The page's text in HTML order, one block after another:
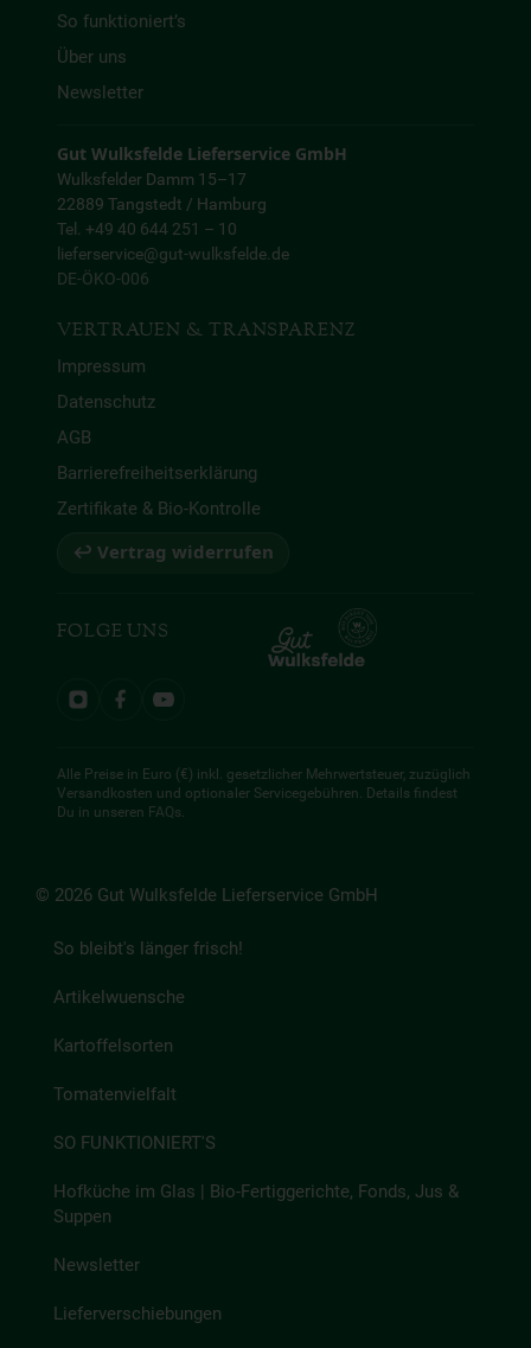
So funktioniert’s
Über uns
Newsletter
Gut Wulksfelde Lieferservice GmbH
Wulksfelder Damm 15–17
22889 Tangstedt / Hamburg
Tel. +49 40 644 251 – 10
lieferservice@gut-wulksfelde.de
DE-ÖKO-006
VERTRAUEN & TRANSPARENZ
Impressum
Datenschutz
AGB
Barrierefreiheitserklärung
Zertifikate & Bio-Kontrolle
↩ Vertrag widerrufen
FOLGE UNS
Alle Preise in Euro (€) inkl. gesetzlicher Mehrwertsteuer, zuzüglich
Versandkosten und optionaler Servicegebühren. Details findest
Du in unseren FAQs.
© 2026 Gut Wulksfelde Lieferservice GmbH
So bleibt's länger frisch!
Artikelwuensche
Kartoffelsorten
Tomatenvielfalt
SO FUNKTIONIERT'S
Hofküche im Glas | Bio-Fertiggerichte, Fonds, Jus &
Suppen
Newsletter
Lieferverschiebungen